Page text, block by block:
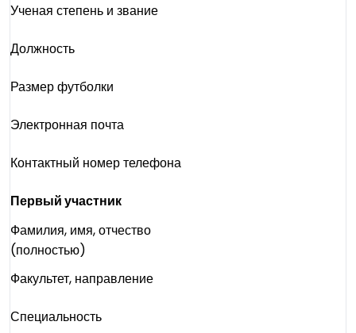
Ученая степень и звание
Должность
Размер футболки
Электронная почта
Контактный номер телефона
Первый участник
Фамилия, имя, отчество
(полностью)
Факультет, направление
Специальность